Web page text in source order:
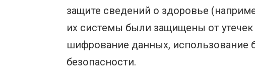
защите сведений о здоровье
их системы были защищены от
шифрование данных, использование
безопасности.